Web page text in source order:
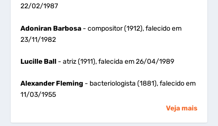
22/02/1987
Adoniran Barbosa - compositor (1912), falecido em
23/11/1982
Lucille Ball - atriz (1911), falecida em 26/04/1989
Alexander Fleming - bacteriologista (1881), falecido em
11/03/1955
Veja mais